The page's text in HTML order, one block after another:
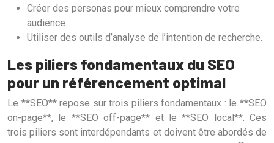
Créer des personas pour mieux comprendre votre
audience.
Utiliser des outils d’analyse de l’intention de recherche.
Les piliers fondamentaux du SEO
pour un référencement optimal
Le **SEO** repose sur trois piliers fondamentaux : le **SEO
on-page**, le **SEO off-page** et le **SEO local**. Ces
trois piliers sont interdépendants et doivent être abordés de